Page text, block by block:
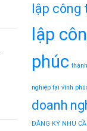
lập công
lập
phúc
nghiệp tại vĩnh
doanh
ĐĂNG KÝ NHU